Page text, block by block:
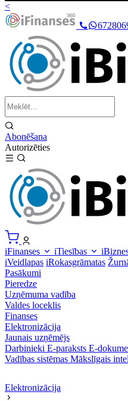
<
Abonēšana
Autorizēties
iFinanses iTiesības
iVeidlapas iRokasgrāmatas
Pasākumi
Pieredze
Uzņēmuma vadība
Valdes loceklis
Finanses
Elektronizācija
Jaunais uzņēmējs
Darbinieki E-paraksts E-
Vadības sistēmas Mākslīgais
Elektronizācija